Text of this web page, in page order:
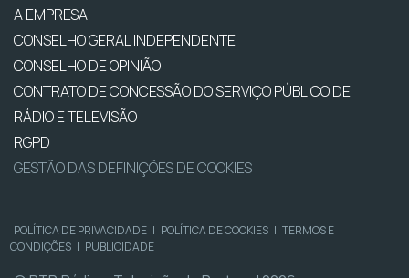
A EMPRESA
CONSELHO GERAL INDEPENDENTE
CONSELHO DE OPINIÃO
CONTRATO DE CONCESSÃO DO SERVIÇO PÚBLICO DE
RÁDIO E TELEVISÃO
RGPD
GESTÃO DAS DEFINIÇÕES DE COOKIES
POLÍTICA DE PRIVACIDADE | POLÍTICA DE COOKIES | TERMOS E
CONDIÇÕES | PUBLICIDADE